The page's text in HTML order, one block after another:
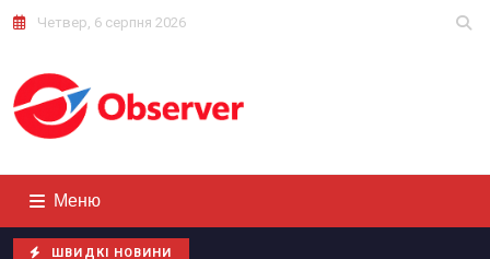
Четвер, 6 серпня 2026
Меню
ШВИДКІ НОВИНИ